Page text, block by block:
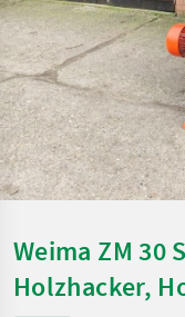
Weima ZM 30
Holzhacker,